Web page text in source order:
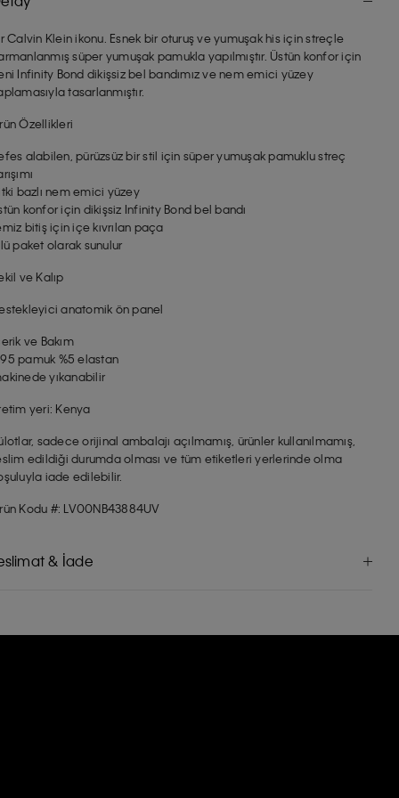
Calvin Klein ikonu. Esnek bir oturuş ve yumuşak his için streçle
süper yumuşak pamukla yapılmıştır. Üstün konfor için
Infinity Bond dikişsiz bel bandımız ve nem emici yüzey
tasarlanmıştır.
Özellikleri
alabilen, pürüzsüz bir stil için süper yumuşak pamuklu streç
bazlı nem emici yüzey
konfor için dikişsiz Infinity Bond bel bandı
bitiş için içe kıvrılan paça
paket olarak sunulur
ve Kalıp
anatomik ön panel
ve Bakım
pamuk %5 elastan
yıkanabilir
yeri: Kenya
sadece orijinal ambalajı açılmamış, ürünler kullanılmamış,
edildiği durumda olması ve tüm etiketleri yerlerinde olma
iade edilebilir.
Kodu #: LV00NB43884UV
& İade